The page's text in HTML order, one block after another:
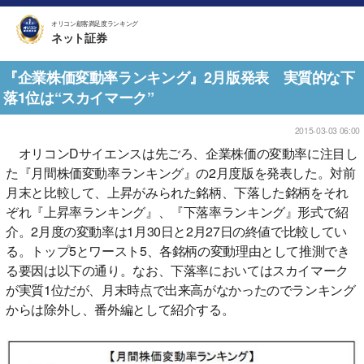
オリコン顧客満足度ランキング
ネット証券
『企業株価変動率ランキング』2月版発表 実質的な下
落1位は“スカイマーク”
2015-03-03 06:00
オリコンDサイエンスは先ごろ、企業株価の変動率に注目し
た『月間株価変動率ランキング』の2月度版を発表した。対前
月末と比較して、上昇がみられた銘柄、下落した銘柄をそれ
ぞれ『上昇率ランキング』、『下落率ランキング』形式で紹
介。2月度の変動率は1月30日と2月27日の終値で比較してい
る。トップ5とワースト5、各銘柄の変動理由として推測でき
る要因は以下の通り。なお、下落率においてはスカイマーク
が実質1位だが、月末時点で出来高がなかったのでランキング
からは除外し、番外編として紹介する。